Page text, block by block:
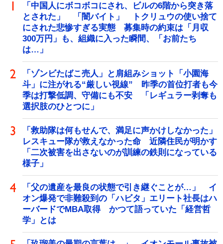
「中国人にボコボコにされ、ビルの6階から突き落
とされた」 「闇バイト」 トクリュウの使い捨て
にされた悲惨すぎる実態 募集時の約束は「月収
300万円」も、組織に入った瞬間、「お前たち
は…」
「ゾンビたばこ売人」と肩組みショット「小園海
斗」に注がれる“厳しい視線” 昨季の首位打者も今
季は打撃低調、守備にも不安 「レギュラー剥奪も
選択肢のひとつに」
「救助隊は何もせんで、満足に声かけしなかった」
レスキュー隊が救えなかった命 近隣住民が明かす
「二次被害を出さないのが訓練の鉄則になっている
様子」
「父の遺産を最良の状態で引き継ぐことが…」 イ
オン爆発で非難殺到の「ハビタ」エリート社長はハ
ーバードでMBA取得 かつて語っていた「経営哲
学」とは